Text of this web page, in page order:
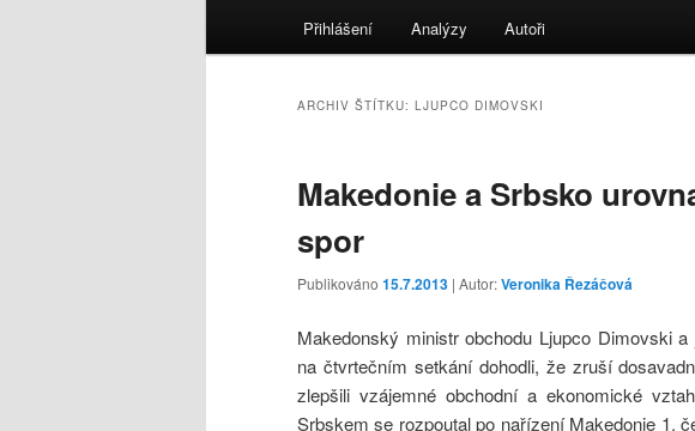
Přihlášení Analýzy Autoři
ARCHIV ŠTÍTKU: LJUPCO DIMOVSKI
Makedonie a Srbsko
spor
Publikováno 15.7.2013 | Autor:Veronika Řezáčová
Makedonský ministr obchodu Ljupco Dimovski
na čtvrtečním setkání dohodli, že zruší
zlepšili vzájemné obchodní a ekonomické
Srbskem se rozpoutal po nařízení Makedonie 1.